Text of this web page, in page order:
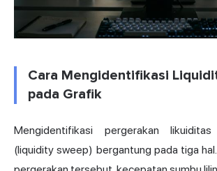
Cara Mengidentifikasi
pada Grafik
Mengidentifikasi pergerakan
(liquidity sweep) bergantung pada tiga